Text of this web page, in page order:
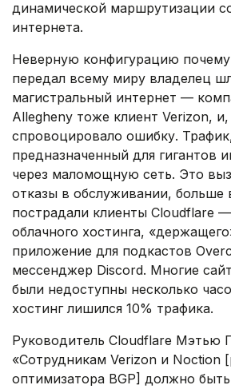
динамической маршрутизации
интернета.
Неверную конфигурацию
передал всему миру владелец
магистральный интернет —
Allegheny тоже клиент Verizon,
спровоцировало ошибку.
предназначенный для гигантов
через маломощную сеть. Это
отказы в обслуживании, больше
пострадали клиенты Cloudflare
облачного хостинга,
приложение для подкастов
мессенджер Discord. Многие
были недоступны несколько
хостинг лишился 10% трафика.
Руководитель Cloudflare Мэтью
«Сотрудникам Verizon и Noction
оптимизатора BGP] должно